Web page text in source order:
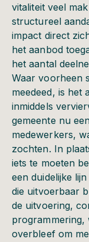
vitaliteit veel
structureel
impact direct
het aanbod
het aantal
Waar voorheen
meedeed, is het
inmiddels
gemeente nu
medewerkers,
zochten. In
iets te moeten
een duidelijke
die uitvoerbaar
de uitvoering,
overbleef om